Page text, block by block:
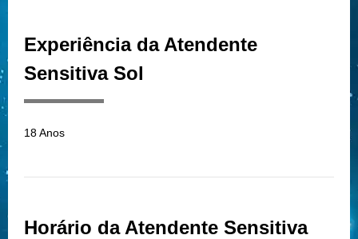
Experiência da Atendente
Sensitiva Sol
18 Anos
Horário da Atendente Sensitiva